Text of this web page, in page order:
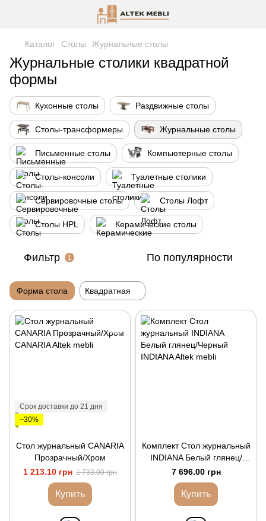
Каталог Столы Журнальные столы
Журнальные столики квадратной
формы
Кухонные столы Раздвижные столы
Столы-трансформеры Журнальные столы
Письменные столы Компьютерные столы
Столы-консоли Туалетные столики
Сервировочные столы Столы Лофт
Столы HPL Керамические столы
Фильтр 1 По популярности
Форма стола Квадратная
Срок доставки до 21 дня
−30%
Стол журнальный CANARIA
Прозрачный/Хром
1 213.10 грн 1 733.00 грн
Купить
Комплект Стол журнальный
INDIANA Белый глянец/
Черный
7 696.00 грн
Купить